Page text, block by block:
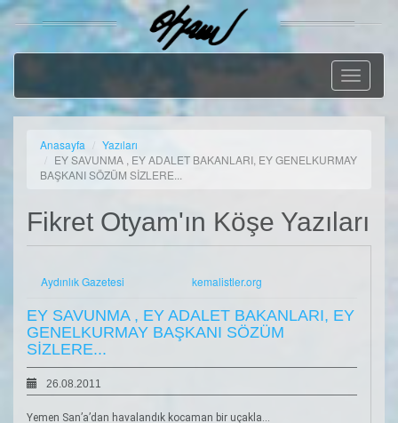
Geçiş
Menüsü
Anasayfa
Yazıları
EY SAVUNMA , EY ADALET BAKANLARI, EY GENELKURMAY
BAŞKANI SÖZÜM SİZLERE...
Fikret Otyam'ın Köşe Yazıları
Aydınlık Gazetesi kemalistler.org
EY SAVUNMA , EY ADALET BAKANLARI, EY
GENELKURMAY BAŞKANI SÖZÜM
SİZLERE...
26.08.2011
Yemen San’a’dan havalandık kocaman bir uçakla...